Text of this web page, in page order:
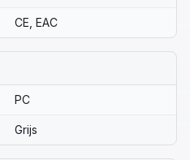
CE, EAC
PC
Grijs